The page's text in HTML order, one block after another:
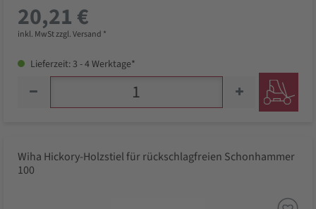
20,21 €
inkl. MwSt zzgl. Versand *
Lieferzeit: 3 - 4 Werktage*
Wiha Hickory-Holzstiel für rückschlagfreien Schonhammer
100